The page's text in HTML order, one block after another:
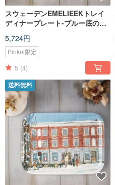
スウェーデンEMELIEEKトレイ
ディナープレート-ブルー底のコ
5,724円
Pinkoi限定
5 (4)
送料無料